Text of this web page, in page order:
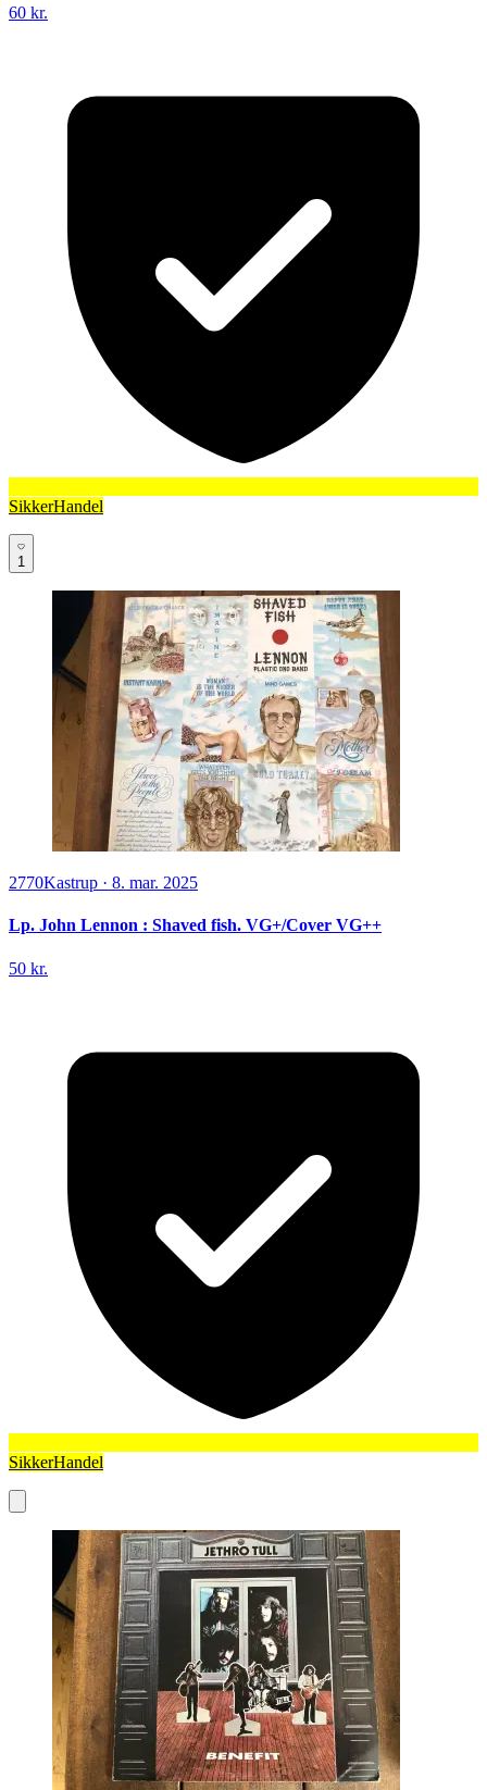
60 kr.
SikkerHandel
1
2770Kastrup · 8. mar. 2025
Lp. John Lennon : Shaved fish. VG+/Cover VG++
50 kr.
SikkerHandel